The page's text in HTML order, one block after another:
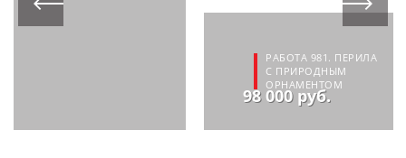
РАБОТА 981. ПЕРИЛА
С ПРИРОДНЫМ
ОРНАМЕНТОМ
98 000 руб.